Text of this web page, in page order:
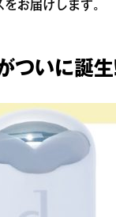
お届けします。
ついに誕生